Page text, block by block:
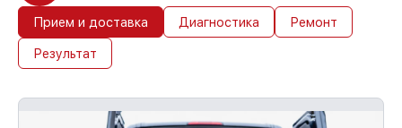
Прием и доставка Диагностика Ремонт
Результат